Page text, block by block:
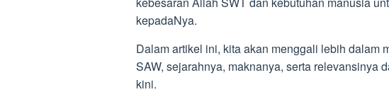
kepadaNya.
Dalam artikel ini, kita akan menggali lebih dalam
SAW, sejarahnya, maknanya, serta relevansinya
kini.